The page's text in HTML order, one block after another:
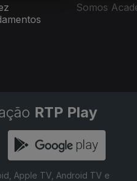
Somos
RTP Play
Apple TV, Android TV e